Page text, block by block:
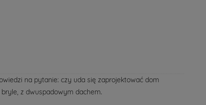
na pytanie: czy uda się zaprojektować dom
z dwuspadowym dachem.